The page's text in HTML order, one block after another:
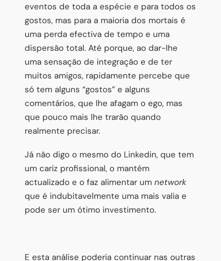
eventos de toda a espécie e para todos os
gostos, mas para a maioria dos mortais é
uma perda efectiva de tempo e uma
dispersão total. Até porque, ao dar-lhe
uma sensação de integração e de ter
muitos amigos, rapidamente percebe que
só tem alguns “gostos” e alguns
comentários, que lhe afagam o ego, mas
que pouco mais lhe trarão quando
realmente precisar.
Já não digo o mesmo do Linkedin, que tem
um cariz profissional, o mantém
actualizado e o faz alimentar um network
que é indubitavelmente uma mais valia e
pode ser um ótimo investimento.
E esta análise poderia continuar nas outras